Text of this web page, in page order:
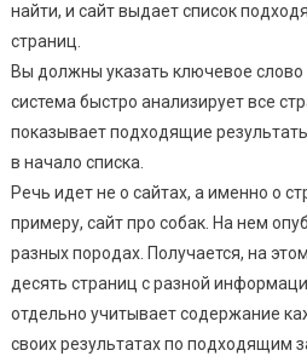
найти, и сайт выдает список
страниц.
Вы должны указать ключевое слово
система быстро анализирует все
показывает подходящие
в начало списка.
Речь идет не о сайтах, а именно о
примеру, сайт про собак. На нем
разных породах. Получается, на
десять страниц с разной
отдельно учитывает содержание
своих результатах по подходящим